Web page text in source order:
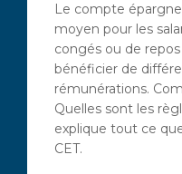
Le compte
moyen pour les
congés ou de
bénéficier de
rémunérations.
Quelles sont les
explique tout ce
CET.